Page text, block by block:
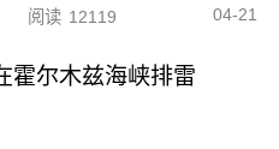
阅读 12119 04-21
霍尔木兹海峡排雷